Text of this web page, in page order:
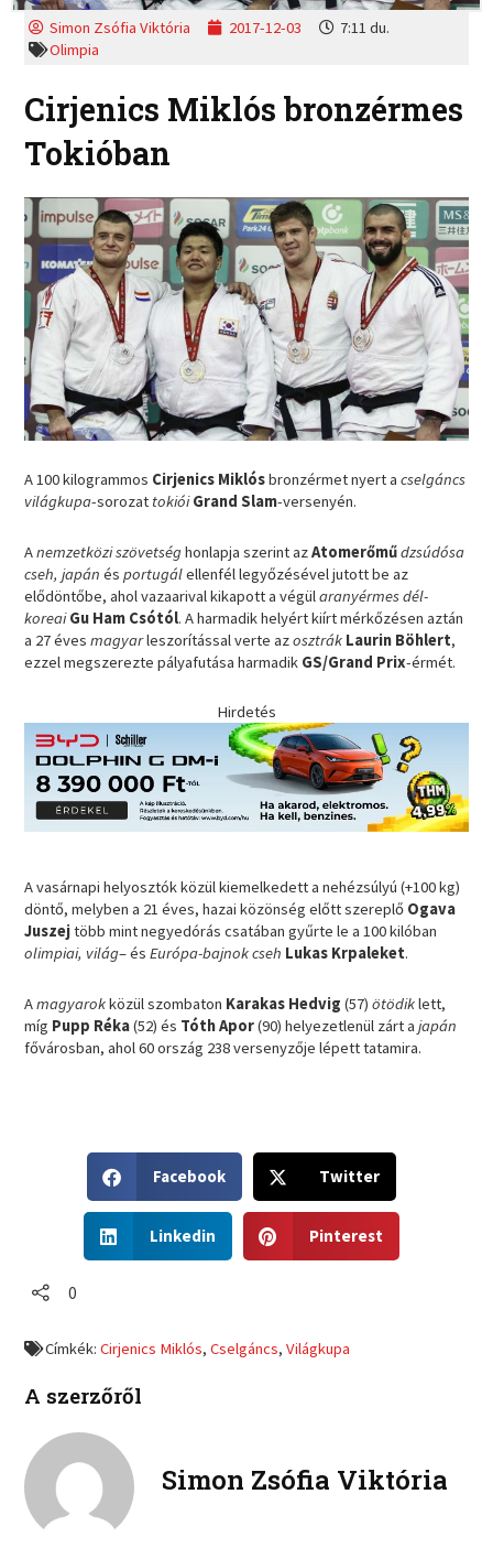
Simon Zsófia Viktória 2017-12-03
7:11 du.
Olimpia
Cirjenics Miklós bronzérmes
Tokióban
A 100 kilogrammos Cirjenics Miklósbronzérmet nyert acselgáncs
világkupa-sorozat tokiói Grand Slam-versenyén.
Anemzetközi szövetséghonlapja szerint azAtomerőműdzsúdósa
cseh, japán ésportugálellenfél legyőzésével jutott be az
elődöntőbe, ahol vazaarival kikapott a végülaranyérmes dél-
koreai Gu Ham Csótól. A harmadik helyért kiírt mérkőzésen aztán
a 27 évesmagyarleszorítással verte azosztrák Laurin Böhlert,
ezzel megszerezte pályafutása harmadik GS/Grand Prix-érmét.
Hirdetés
A vasárnapi helyosztók közül kiemelkedett a nehézsúlyú (+100 kg)
döntő, melyben a 21 éves, hazai közönség előtt szereplő Ogava
Juszejtöbb mint negyedórás csatában gyűrte le a 100 kilóban
olimpiai, világ– ésEurópa-bajnok cseh Lukas Krpaleket.
Amagyarokközül szombaton Karakas Hedvig (57)ötödiklett,
míg Pupp Réka(52) és Tóth Apor(90) helyezetlenül zárt ajapán
fővárosban, ahol 60 ország 238 versenyzője lépett tatamira.
h
r
b
o
Facebook
h
i
Twitter
h
n
i
k
n
Linkedin
h
n
r
Pinterest
0
Címkék:Cirjenics Miklós,Cselgáncs,Világkupa
A szerzőről
Simon Zsófia Viktória